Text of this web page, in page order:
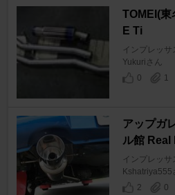
TOMEI(東
E Ti
インプレッサ
Yukuriさん
0
1
アップガ
ル館 Real
インプレッサ
Kshatriya555
2
0